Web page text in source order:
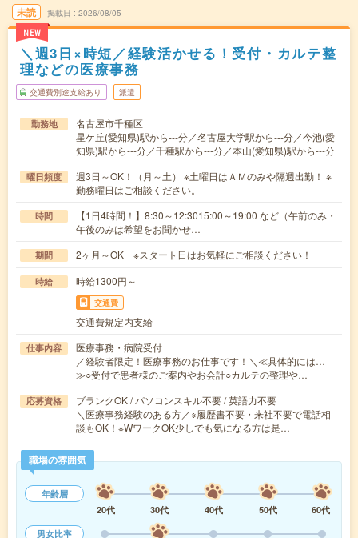
未読
NEW
掲載日 2026/08/05
＼週3日×時短／経験活かせる！受付・カルテ整
理などの医療事務
交通費別途支給あり 派遣
勤務地
名古屋市千種区
星ケ丘(愛知県)駅から---分／名古屋大学駅から---分／今池(愛
知県)駅から---分／千種駅から---分／本山(愛知県)駅から---分
曜日頻度
週3日～OK！（月～土） ※土曜日はＡＭのみや隔週出勤！ ※
勤務曜日はご相談ください。
時間
【1日4時間！】8:30～12:3015:00～19:00 など（午前のみ・
午後のみは希望をお聞かせ…
期間 2ヶ月～OK ※スタート日はお気軽にご相談ください！
時給 時給1300円～
交通費
交通費規定内支給
仕事内容
医療事務・病院受付
／経験者限定！医療事務のお仕事です！＼≪具体的には…
≫○受付で患者様のご案内やお会計○カルテの整理や…
応募資格
ブランクOK / パソコンスキル不要 / 英語力不要
＼医療事務経験のある方／※履歴書不要・来社不要で電話相
談もOK！※WワークOK少しでも気になる方は是…
職場の雰囲気
年齢層
20代
30代 40代 50代
60代
男女比率